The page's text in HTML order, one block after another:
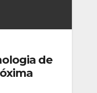
de